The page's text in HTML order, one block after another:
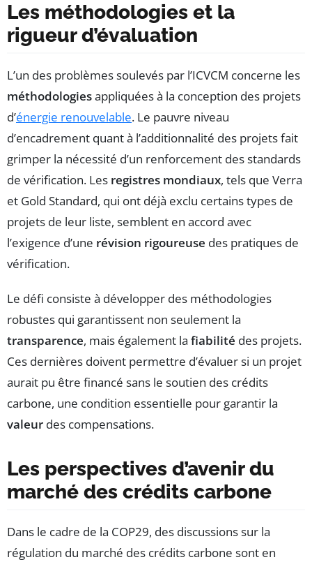
Les méthodologies et la
rigueur d’évaluation
L’un des problèmes soulevés par l’ICVCM concerne les
méthodologiesappliquées à la conception des projets
d’énergie renouvelable. Le pauvre niveau
d’encadrement quant à l’additionnalité des projets fait
grimper la nécessité d’un renforcement des standards
de vérification. Les registres mondiaux, tels que Verra
et Gold Standard, qui ont déjà exclu certains types de
projets de leur liste, semblent en accord avec
l’exigence d’une révision rigoureuse des pratiques de
vérification.
Le défi consiste à développer des méthodologies
robustes qui garantissent non seulement la
transparence, mais également la fiabilité des projets.
Ces dernières doivent permettre d’évaluer si un projet
aurait pu être financé sans le soutien des crédits
carbone, une condition essentielle pour garantir la
valeur des compensations.
Les perspectives d’avenir du
marché des crédits carbone
Dans le cadre de la COP29, des discussions sur la
régulation du marché des crédits carbone sont en